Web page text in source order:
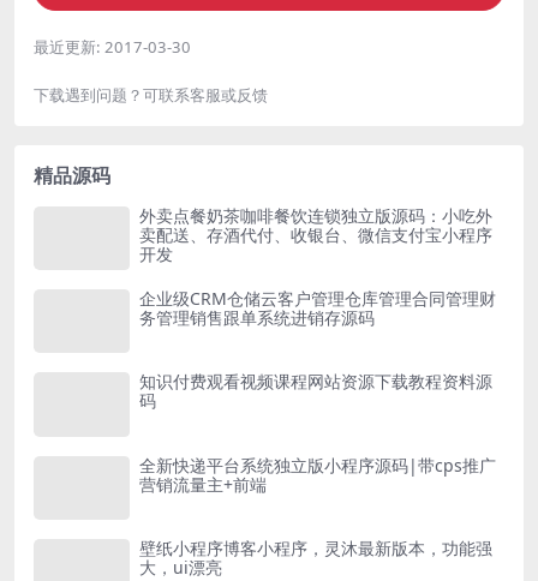
最近更新: 2017-03-30
下载遇到问题？可联系客服或反馈
精品源码
外卖点餐奶茶咖啡餐饮连锁独立版源码：小吃外
卖配送、存酒代付、收银台、微信支付宝小程序
开发
企业级CRM仓储云客户管理仓库管理合同管理财
务管理销售跟单系统进销存源码
知识付费观看视频课程网站资源下载教程资料源
码
全新快递平台系统独立版小程序源码|带cps推广
营销流量主+前端
壁纸小程序博客小程序，灵沐最新版本，功能强
大，ui漂亮